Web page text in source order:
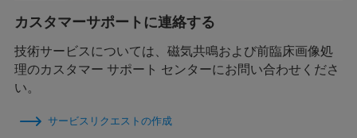
カスタマーサポートに連絡する
技術サービスについては、磁気共鳴および前臨床画像処
理のカスタマー サポート センターにお問い合わせくださ
い。
サービスリクエストの作成